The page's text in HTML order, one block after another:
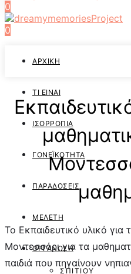
0
0
ΑΡΧΙΚΉ
ΤΙ ΕΊΝΑΙ
ΙΣΟΡΡΟΠΊΑ
ΓΟΝΕΪΚΌΤΗΤΑ
ΠΑΡΑΔΌΣΕΙΣ
ΜΕΛΈΤΗ
ΟΡΓΆΝΩΣΗ
ΣΠΙΤΙΟΎ
Το Εκπαιδευτικό υλικό για
Μοντεσσόρι για τα
παιδιά που πηγαίνουν